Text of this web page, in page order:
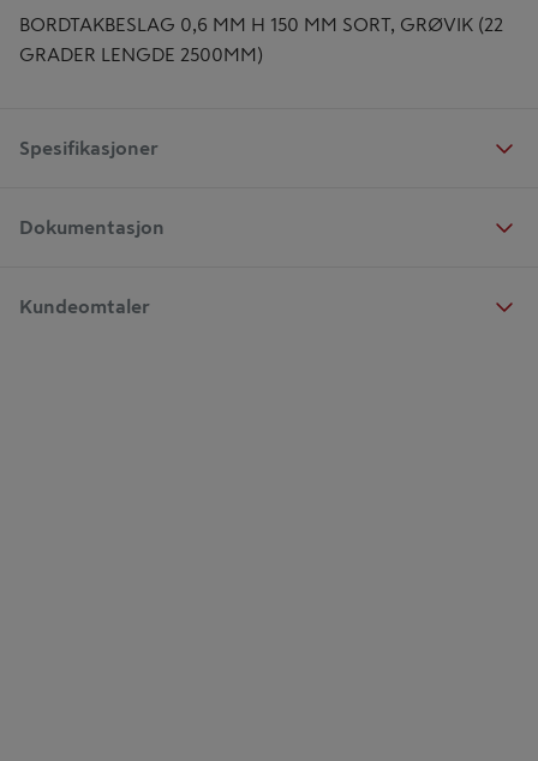
BORDTAKBESLAG 0,6 MM H 150 MM SORT, GRØVIK (22
GRADER LENGDE 2500MM)
Spesifikasjoner
Dokumentasjon
Kundeomtaler